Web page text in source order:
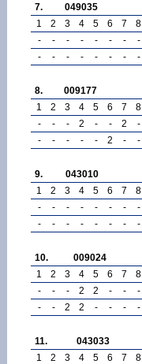
7. 049035
1
2 3 4 5 6 7 8
-
- - - - - - -
-
- - - - - - -
8. 009177
1
2 3 4 5 6 7 8
-
- - 2 - - 2 -
-
- - - - 2 - -
9. 043010
1
2 3 4 5 6 7 8
-
- - - - - - -
-
- - - - - - -
10. 009024
1
2 3 4 5 6 7 8
-
- - 2 2 - - -
-
- 2 2 - - - -
11. 043033
1
2 3 4 5 6 7 8